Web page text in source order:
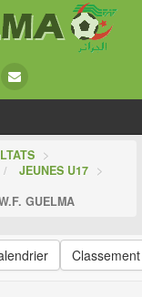
>
JEUNES U17 >
GUELMA
Classement